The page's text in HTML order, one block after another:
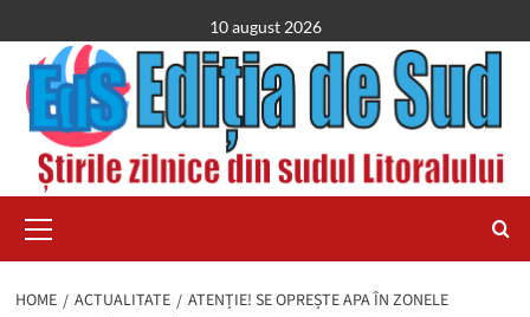
to
content
10 august 2026
Menu
HOME ACTUALITATE
ATENȚIE! SE OPREȘTE APA ÎN ZONELE